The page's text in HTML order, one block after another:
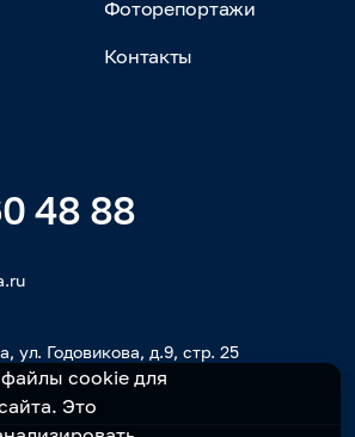
cookie для
Это
Фоторепортажи
Контакты
48 88
ул. Годовикова, д.9, стр. 25